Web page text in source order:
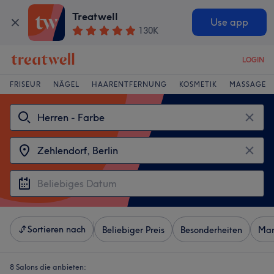
Treatwell
130K
Use app
LOGIN
FRISEUR NÄGEL HAARENTFERNUNG KOSMETIK MASSAGE
Sortieren nach Beliebiger Preis Besonderheiten
8 Salons die anbieten: